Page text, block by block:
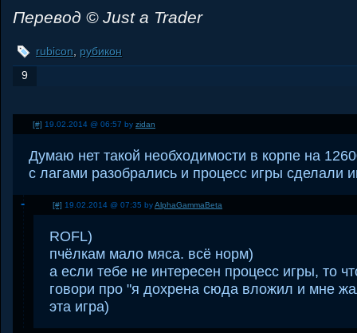
Перевод © Just a Trader
rubicon, рубикон
9
[#] 19.02.2014 @ 06:57 by zidan
Думаю нет такой необходимости в корпе на
с лагами разобрались и процесс игры сделали
[#] 19.02.2014 @ 07:35 byAlphaGammaBeta
ROFL)
пчёлкам мало мяса. всё норм)
а если тебе не интересен процесс игры, то
говори про "я дохрена сюда вложил и мне
эта игра)